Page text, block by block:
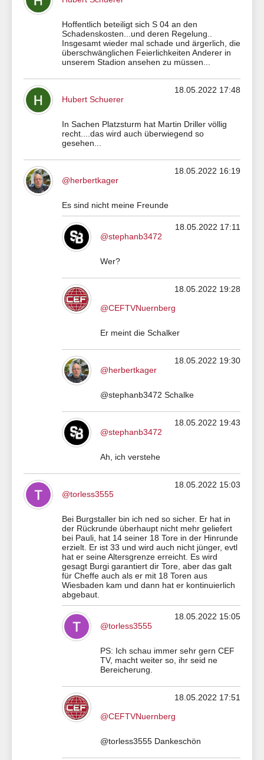
Hoffentlich beteiligt sich S 04 an den
Schadenskosten...und deren Regelung..
Insgesamt wieder mal schade und ärgerlich, die
überschwänglichen Feierlichkeiten Anderer in
unserem Stadion ansehen zu müssen...
18.05.2022 17:48
Hubert Schuerer
In Sachen Platzsturm hat Martin Driller völlig
recht....das wird auch überwiegend so
gesehen...
18.05.2022 16:19
@herbertkager
Es sind nicht meine Freunde
18.05.2022 17:11
@stephanb3472
Wer?
18.05.2022 19:28
@CEFTVNuernberg
Er meint die Schalker
18.05.2022 19:30
@herbertkager
@stephanb3472 Schalke
18.05.2022 19:43
@stephanb3472
Ah, ich verstehe
18.05.2022 15:03
@torless3555
Bei Burgstaller bin ich ned so sicher. Er hat in
der Rückrunde überhaupt nicht mehr geliefert
bei Pauli, hat 14 seiner 18 Tore in der Hinrunde
erzielt. Er ist 33 und wird auch nicht jünger, evtl
hat er seine Altersgrenze erreicht. Es wird
gesagt Burgi garantiert dir Tore, aber das galt
für Cheffe auch als er mit 18 Toren aus
Wiesbaden kam und dann hat er kontinuierlich
abgebaut.
18.05.2022 15:05
@torless3555
PS: Ich schau immer sehr gern CEF
TV, macht weiter so, ihr seid ne
Bereicherung.
18.05.2022 17:51
@CEFTVNuernberg
@torless3555 Dankeschön